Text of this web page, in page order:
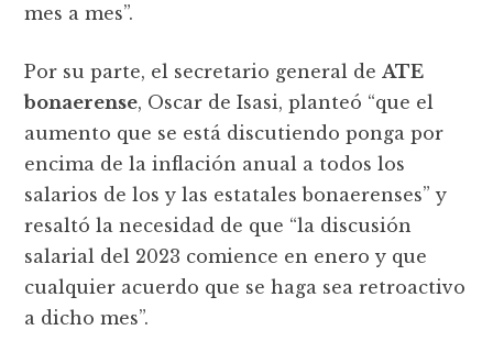
mes a mes”.
Por su parte, el secretario general de ATE
bonaerense, Oscar de Isasi, planteó “que el
aumento que se está discutiendo ponga por
encima de la inflación anual a todos los
salarios de los y las estatales bonaerenses” y
resaltó la necesidad de que “la discusión
salarial del 2023 comience en enero y que
cualquier acuerdo que se haga sea retroactivo
a dicho mes”.